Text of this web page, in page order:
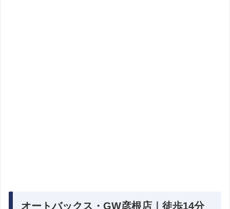
オートバックス・GW彦根店｜徒歩14分